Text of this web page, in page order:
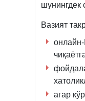
шунингдек
Вазият
агар